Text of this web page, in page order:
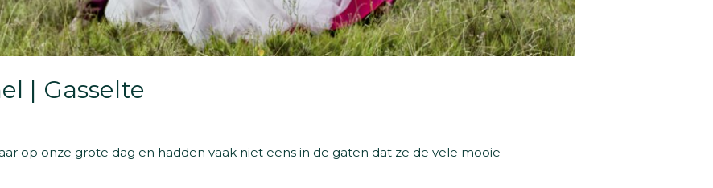
| Gasselte
op onze grote dag en hadden vaak niet eens in de gaten dat ze de vele mooie